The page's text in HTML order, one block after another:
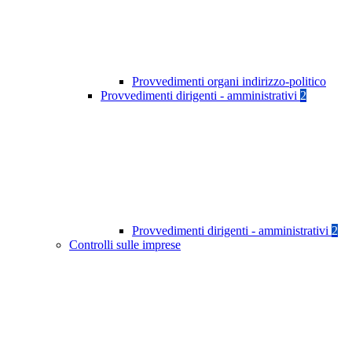
Provvedimenti organi indirizzo-politico
Provvedimenti dirigenti - amministrativi 2
Provvedimenti dirigenti - amministrativi 2
Controlli sulle imprese